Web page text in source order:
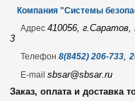
Компания "Системы
Адрес 410056,
3
Телефон 8(8452) 206-733,
E-mail sbsar@sbsar.ru
Заказ, оплата и доставка